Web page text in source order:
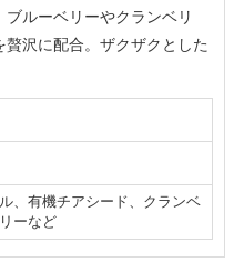
ルーベリーやクランベリ
沢に配合。ザクザクとした
、有機チアシード、クランベ
ーなど